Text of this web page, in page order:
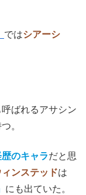
ではシアーシ
呼ばれるアサシン
。
のキャラだと思
ンステッドは
にも出ていた。